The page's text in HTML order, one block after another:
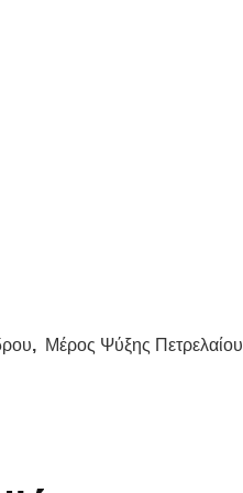
, Μέρος Ψύξης Πετρελαίου